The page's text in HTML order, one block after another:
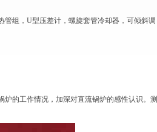
组，U型压差计，螺旋套管冷却器，可倾斜调
的工作情况，加深对直流锅炉的感性认识。测